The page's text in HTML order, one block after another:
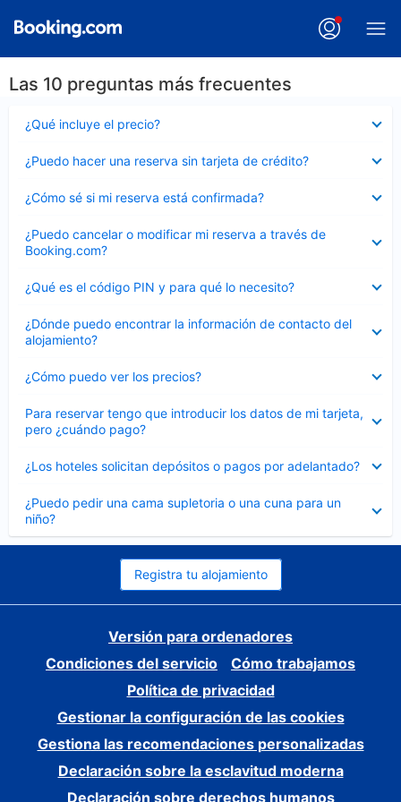
Las 10 preguntas más frecuentes
¿Qué incluye el precio?
cerrado
¿Puedo hacer una reserva sin tarjeta de crédito?
cerrado
¿Cómo sé si mi reserva está confirmada?
cerrado
¿Puedo cancelar o modificar mi reserva a través de
Booking.com?
cerrado
¿Qué es el código PIN y para qué lo necesito?
cerrado
¿Dónde puedo encontrar la información de contacto del
alojamiento?
cerrado
¿Cómo puedo ver los precios?
cerrado
Para reservar tengo que introducir los datos de mi tarjeta,
pero ¿cuándo pago?
cerrado
¿Los hoteles solicitan depósitos o pagos por adelantado?
cerrado
¿Puedo pedir una cama supletoria o una cuna para un
niño?
cerrado
Registra tu alojamiento
Versión para ordenadores
Condiciones del servicio
Cómo trabajamos
Política de privacidad
Gestionar la configuración de las cookies
Gestiona las recomendaciones personalizadas
Declaración sobre la esclavitud moderna
Declaración sobre derechos humanos